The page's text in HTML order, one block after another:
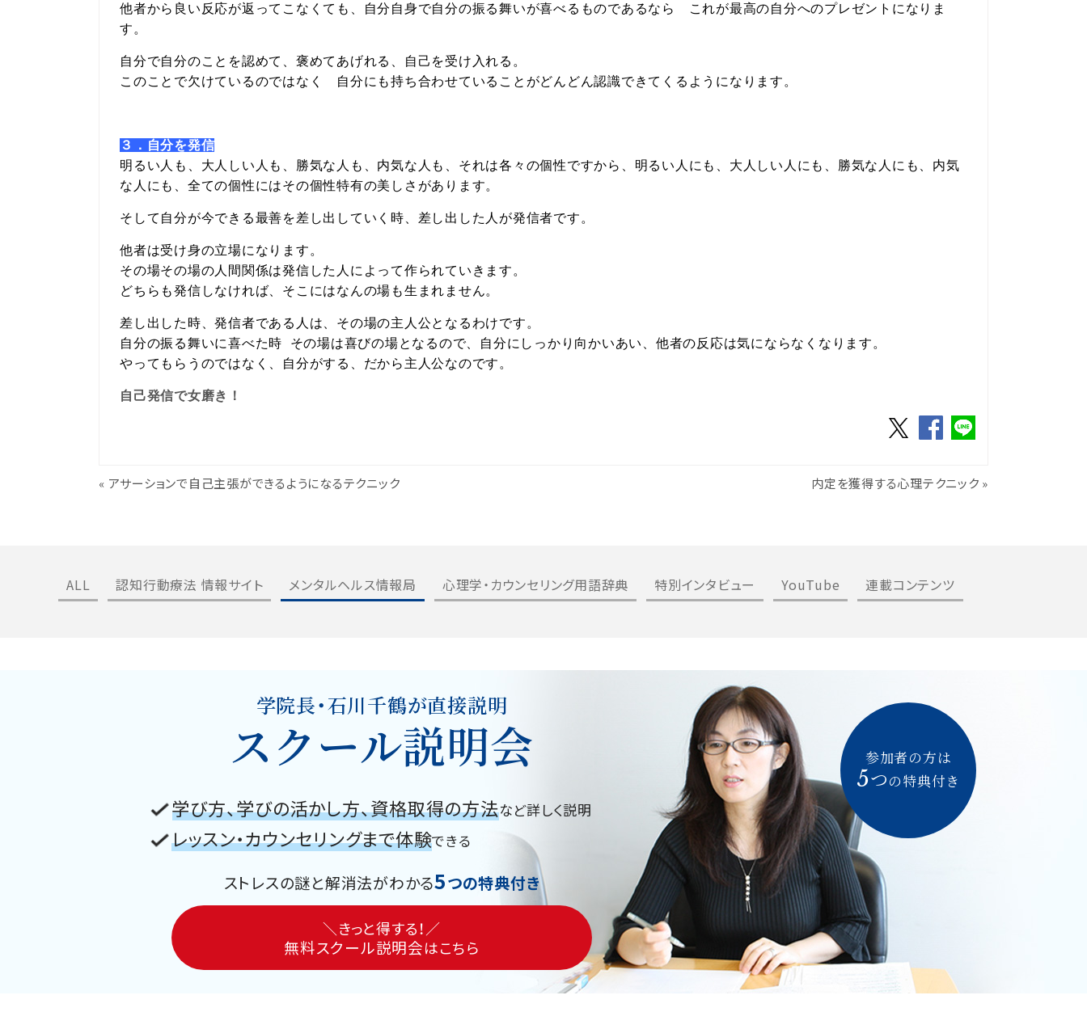
他者から良い反応が返ってこなくても、自分自身で自分の振る舞いが喜べるものであるなら これが最高の自分へのプレゼントになりま
す。
自分で自分のことを認めて、褒めてあげれる、自己を受け入れる。
このことで欠けているのではなく 自分にも持ち合わせていることがどんどん認識できてくるようになります。
３．自分を発信
明るい人も、大人しい人も、勝気な人も、内気な人も、それは各々の個性ですから
明るい人にも、大人しい人にも、勝気な人にも、内気
な人にも、全ての個性にはその個性特有の美しさがあります。
そして自分が今できる最善を差し出していく時、差し出した人が発信者です。
他者は受け身の立場になります。
その場その場の人間関係は発信した人によって作られていきます。
どちらも発信しなければ、そこにはなんの場も生まれません。
差し出した時、発信者である人は、その場の主人公となるわけです。
自分の振る舞いに喜べた時 その場は喜びの場となるので、自分にしっかり向かいあい、他者の反応は気にならなくなります。
やってもらうのではなく、自分がする、だから主人公なのです。
自己発信で女磨き！
« アサーションで自己主張ができるようになるテクニック 内定を獲得する心理テクニック »
ALL 認知行動療法 情報サイト メンタルヘルス情報局 心理学・カウンセリング用語辞典 特別インタビュー YouTube 連載コンテンツ
学院長・石川千鶴が直接説明
スクール説明会
学び方、学びの活かし方、資格取得の方法など詳しく説明
レッスン・カウンセリングまで体験できる
ストレスの謎と解消法がわかる5つの特典付き
＼きっと得する！／
無料スクール説明会はこちら
参加者の方は
5つの特典付き